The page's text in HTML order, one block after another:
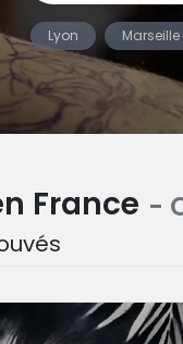
Lyon Marseille
France -